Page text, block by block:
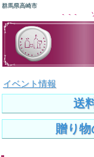
群馬県高崎市
--- ソ
イベント情報
送
贈り